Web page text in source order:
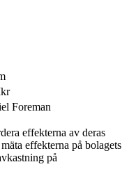
Foreman
effekterna av deras
effekterna på bolagets
på